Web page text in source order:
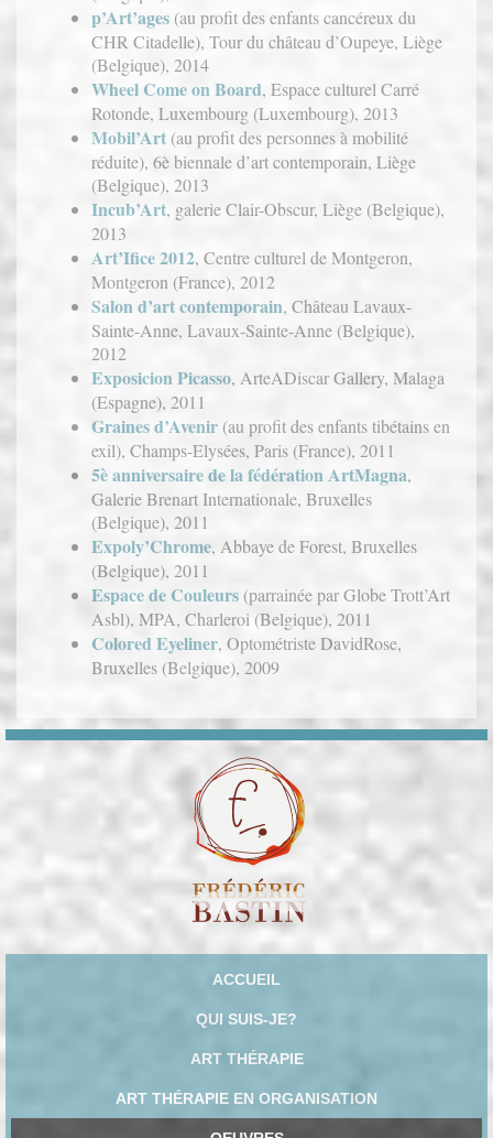
p’Art’ages (au profit des enfants cancéreux du
CHR Citadelle), Tour du château d’Oupeye, Liège
(Belgique), 2014
Wheel Come on Board, Espace culturel Carré
Rotonde, Luxembourg (Luxembourg), 2013
Mobil’Art (au profit des personnes à mobilité
réduite), 6è biennale d’art contemporain, Liège
(Belgique), 2013
Incub’Art, galerie Clair-Obscur, Liège (Belgique),
2013
Art’Ifice 2012, Centre culturel de Montgeron,
Montgeron (France), 2012
Salon d’art contemporain, Château Lavaux-
Sainte-Anne, Lavaux-Sainte-Anne (Belgique),
2012
Exposicion Picasso, ArteADiscar Gallery, Malaga
(Espagne), 2011
Graines d’Avenir (au profit des enfants tibétains en
exil), Champs-Elysées, Paris (France), 2011
5è anniversaire de la fédération ArtMagna,
Galerie Brenart Internationale, Bruxelles
(Belgique), 2011
Expoly’Chrome, Abbaye de Forest, Bruxelles
(Belgique), 2011
Espace de Couleurs (parrainée par Globe Trott’Art
Asbl), MPA, Charleroi (Belgique), 2011
Colored Eyeliner, Optométriste DavidRose,
Bruxelles (Belgique), 2009
ACCUEIL
QUI SUIS-JE?
ART THÉRAPIE
ART THÉRAPIE EN ORGANISATION